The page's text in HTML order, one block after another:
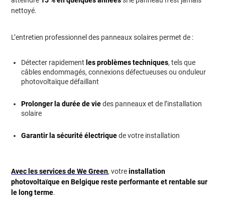
nettoyé.
L’entretien professionnel des panneaux solaires permet de :
Détecter rapidementles problèmes techniques, tels que
câbles endommagés, connexions défectueuses ou onduleur
photovoltaïque défaillant
Prolonger la durée de viedes panneaux et de l’installation
solaire
Garantir la sécurité électriquede votre installation
Avec les services de We Green, votreinstallation
photovoltaïque en Belgique reste performante et rentable sur
le long terme.